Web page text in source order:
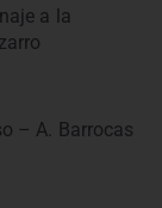
a la
– A. Barrocas